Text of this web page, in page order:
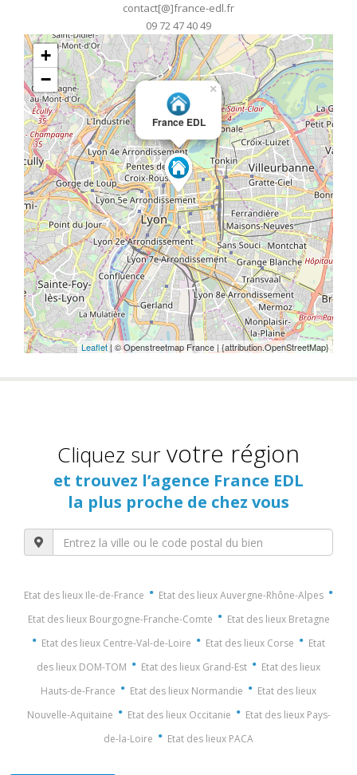
contact[@]france-edl.fr
09 72 47 40 49
France EDL
×
+
−
Leaflet| © Openstreetmap France | {attribution.OpenStreetMap}
Cliquez survotre région
et trouvez l’agence France EDL
la plus proche de chez vous
Etat des lieux Ile-de-France · Etat des lieux Auvergne-Rhône-Alpes ·
Etat des lieux Bourgogne-Franche-Comte · Etat des lieux Bretagne
· Etat des lieux Centre-Val-de-Loire · Etat des lieux Corse · Etat
des lieux DOM-TOM · Etat des lieux Grand-Est · Etat des lieux
Hauts-de-France · Etat des lieux Normandie · Etat des lieux
Nouvelle-Aquitaine · Etat des lieux Occitanie · Etat des lieux Pays-
de-la-Loire · Etat des lieux PACA